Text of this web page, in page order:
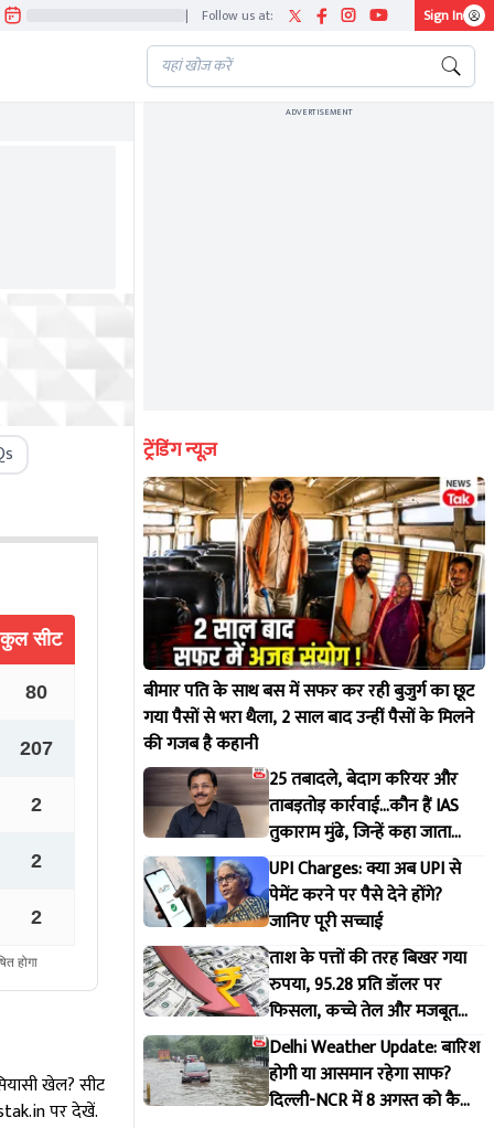
| Follow us at: Sign In
खेल? सीट
पर देखें.
ADVERTISEMENT
ट्रेंडिंग न्यूज़
बीमार पति के साथ बस में सफर कर रही बुजुर्ग का छूट
गया पैसों से भरा थैला, 2 साल बाद उन्हीं पैसों के मिलने
की गजब है कहानी
25 तबादले, बेदाग करियर और
ताबड़तोड़ कार्रवाई...कौन हैं IAS
तुकाराम मुंढे, जिन्हें कहा जाता
महाराष्ट्र FDA का 'सिंघम'
UPI Charges: क्या अब UPI से
पेमेंट करने पर पैसे देने होंगे?
जानिए पूरी सच्चाई
ताश के पत्तों की तरह बिखर गया
रुपया, 95.28 प्रति डॉलर पर
फिसला, कच्चे तेल और मजबूत
डॉलर से दबाव, पूरी डिटेल
Delhi Weather Update: बारिश
होगी या आसमान रहेगा साफ?
दिल्ली-NCR में 8 अगस्त को कैसा